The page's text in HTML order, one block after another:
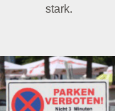
stark.